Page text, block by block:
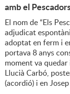
amb el
El nom de “Els
adjudicat
adoptat en ferm i
portava 8 anys
moment va
Llucià Carbó,
(acordió) i en